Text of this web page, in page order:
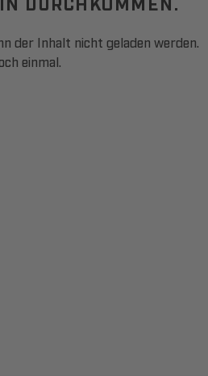
der Inhalt nicht geladen werden.
einmal.